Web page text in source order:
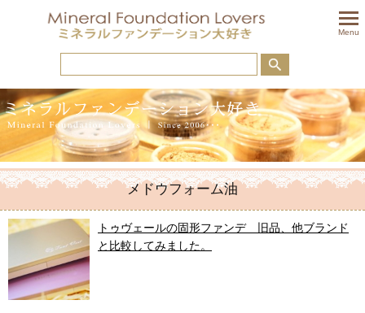
Menu
メドウフォーム油
トゥヴェールの固形ファンデ 旧品、他ブランド
と比較してみました。